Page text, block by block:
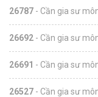
26787 - Cần gia sư
26692 - Cần gia sư
26691 - Cần gia sư
26527 - Cần gia sư